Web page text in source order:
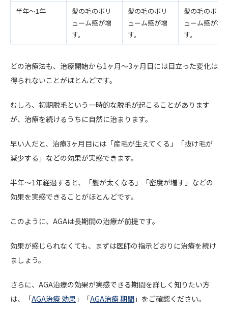
半年〜1年
髪の毛のボリ
ューム感が増
す。
髪の毛のボリ
ューム感が増
す。
髪の毛のボリ
ューム感が増
す。
どの治療法も、治療開始から1ヶ月～3ヶ月目には目立った変化は
得られないことがほとんどです。
むしろ、初期脱毛という一時的な脱毛が起こることがあります
が、治療を続けるうちに自然に治まります。
早い人だと、治療3ヶ月目には「産毛が生えてくる」「抜け毛が
減少する」などの効果が実感できます。
半年～1年経過すると、「髪が太くなる」「密度が増す」などの
効果を実感できることがほとんどです。
このように、AGAは長期間の治療が前提です。
効果が感じられなくても、まずは医師の指示どおりに治療を続け
ましょう。
さらに、AGA治療の効果が実感できる期間を詳しく知りたい方
は、「AGA治療 効果 」「AGA治療 期間 」をご確認ください。